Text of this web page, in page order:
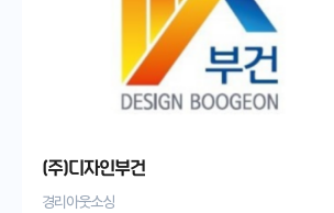
(주)디자인부건
경리아웃소싱